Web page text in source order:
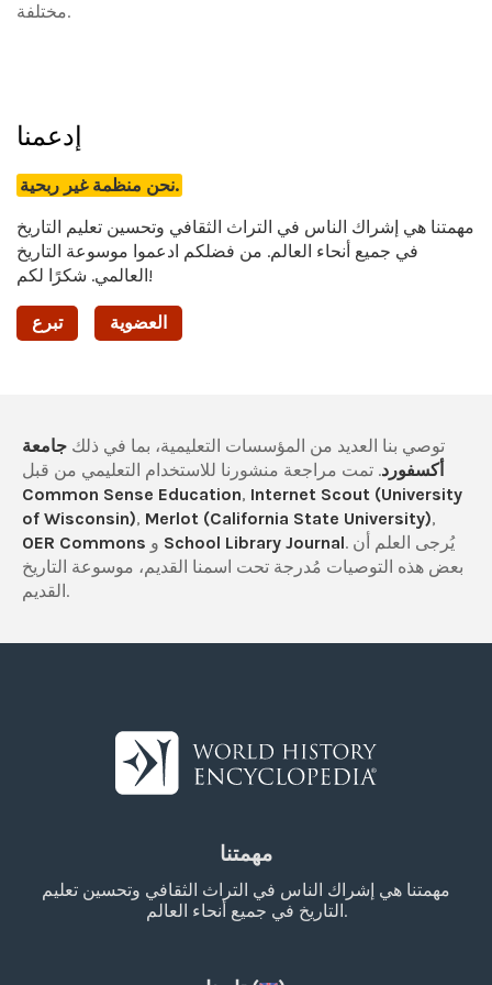
مختلفة.
إدعمنا
نحن منظمة غير ربحية.
مهمتنا هي إشراك الناس في التراث الثقافي وتحسين تعليم التاريخ
في جميع أنحاء العالم. من فضلكم ادعموا موسوعة التاريخ
العالمي. شكرًا لكم!
تبرع العضوية
توصي بنا العديد من المؤسسات التعليمية، بما في ذلك جامعة
أكسفورد. تمت مراجعة منشورنا للاستخدام التعليمي من قبل
Common Sense Education, Internet Scout (University
of Wisconsin), Merlot (California State University),
OER Commons
School Library Journal. يُرجى العلم أن
بعض هذه التوصيات مُدرجة تحت اسمنا القديم، موسوعة التاريخ
القديم.
مهمتنا
مهمتنا هي إشراك الناس في التراث الثقافي وتحسين تعليم
التاريخ في جميع أنحاء العالم.